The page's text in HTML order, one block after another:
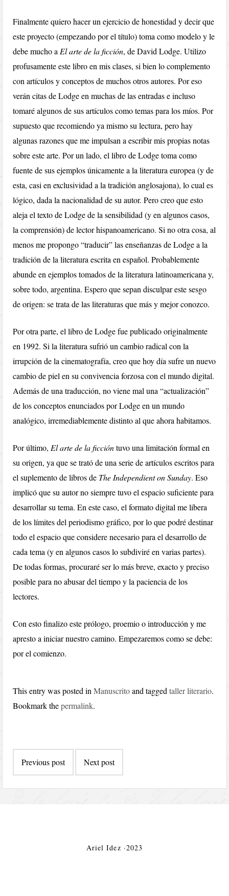
Finalmente quiero hacer un ejercicio de honestidad y decir que
este proyecto (empezando por el título) toma como modelo y le
debe mucho a El arte de la ficción, de David Lodge. Utilizo
profusamente este libro en mis clases, si bien lo complemento
con artículos y conceptos de muchos otros autores. Por eso
verán citas de Lodge en muchas de las entradas e incluso
tomaré algunos de sus artículos como temas para los míos. Por
supuesto que recomiendo ya mismo su lectura, pero hay
algunas razones que me impulsan a escribir mis propias notas
sobre este arte. Por un lado, el libro de Lodge toma como
fuente de sus ejemplos únicamente a la literatura europea (y de
esta, casi en exclusividad a la tradición anglosajona), lo cual es
lógico, dada la nacionalidad de su autor. Pero creo que esto
aleja el texto de Lodge de la sensibilidad (y en algunos casos,
la comprensión) de lector hispanoamericano. Si no otra cosa, al
menos me propongo “traducir” las enseñanzas de Lodge a la
tradición de la literatura escrita en español. Probablemente
abunde en ejemplos tomados de la literatura latinoamericana y,
sobre todo, argentina. Espero que sepan disculpar este sesgo
de origen: se trata de las literaturas que más y mejor conozco.
Por otra parte, el libro de Lodge fue publicado originalmente
en 1992. Si la literatura sufrió un cambio radical con la
irrupción de la cinematografía, creo que hoy día sufre un nuevo
cambio de piel en su convivencia forzosa con el mundo digital.
Además de una traducción, no viene mal una “actualización”
de los conceptos enunciados por Lodge en un mundo
analógico, irremediablemente distinto al que ahora habitamos.
Por último, El arte de la ficcióntuvo una limitación formal en
su origen, ya que se trató de una serie de artículos escritos para
el suplemento de libros de The Independient on Sunday. Eso
implicó que su autor no siempre tuvo el espacio suficiente para
desarrollar su tema. En este caso, el formato digital me libera
de los límites del periodismo gráfico, por lo que podré destinar
todo el espacio que considere necesario para el desarrollo de
cada tema (y en algunos casos lo subdiviré en varias partes).
De todas formas, procuraré ser lo más breve, exacto y preciso
posible para no abusar del tiempo y la paciencia de los
lectores.
Con esto finalizo este prólogo, proemio o introducción y me
apresto a iniciar nuestro camino. Empezaremos como se debe:
por el comienzo.
This entry was posted inManuscritoand taggedtaller literario.
Bookmark thepermalink.
navigation
Previous post Next post
Ariel Idez ·2023